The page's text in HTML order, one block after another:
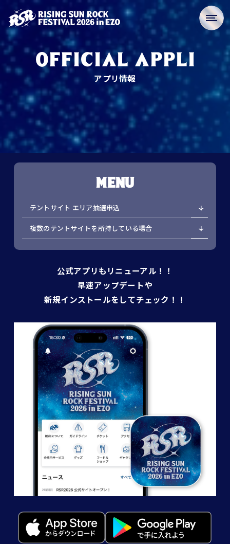
OFFICIAL APPLI
アプリ情報
MENU
テントサイト エリア抽選申込
複数のテントサイトを所持している場合
公式アプリもリニューアル！！
早速アップデートや
新規インストールをしてチェック！！